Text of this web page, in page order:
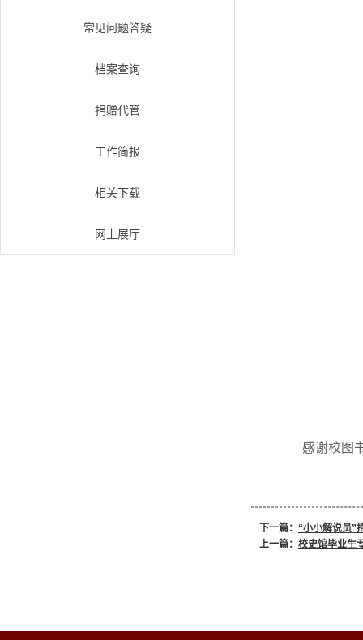
常见问题答疑
档案查询
捐赠代管
工作简报
相关下载
网上展厅
感谢校图
下一篇： “小小解说员”
上一篇： 校史馆毕业生